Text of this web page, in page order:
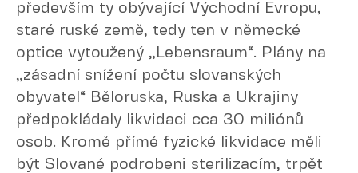
především ty obývající Východní Evropu,
staré ruské země, tedy ten v německé
optice vytoužený „Lebensraum“. Plány na
„zásadní snížení počtu slovanských
obyvatel“ Běloruska, Ruska a Ukrajiny
předpokládaly likvidaci cca 30 miliónů
osob. Kromě přímé fyzické likvidace měli
být Slované podrobeni sterilizacím, trpět